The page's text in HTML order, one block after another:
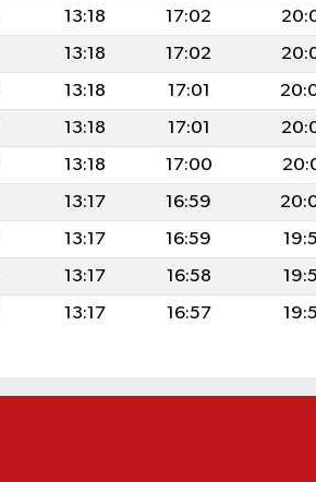
13:18 17:02
13:18 17:02
13:18 17:01
13:18 17:01
13:18 17:00
13:17 16:59
13:17 16:59
13:17 16:58
13:17 16:57